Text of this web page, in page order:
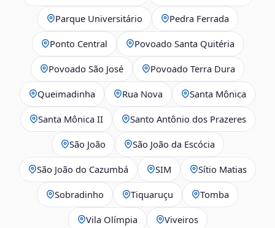
Parque Universitário Pedra Ferrada
Ponto Central Povoado Santa Quitéria
Povoado São José Povoado Terra Dura
Queimadinha Rua Nova Santa Mônica
Santa Mônica II Santo Antônio dos Prazeres
São João São João da Escócia
São João do Cazumbá SIM Sítio Matias
Sobradinho Tiquaruçu Tomba
Vila Olímpia Viveiros